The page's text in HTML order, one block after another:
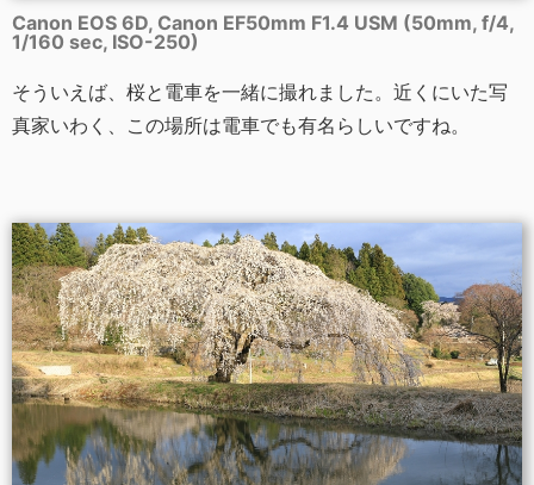
Canon EOS 6D, Canon EF50mm F1.4 USM (50mm, f/4,
1/160 sec, ISO-250)
そういえば、桜と電車を一緒に撮れました。近くにいた写
真家いわく、この場所は電車でも有名らしいですね。